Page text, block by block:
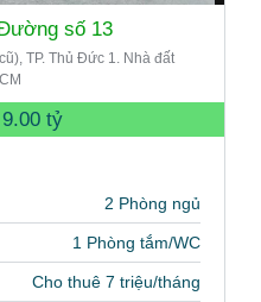
số 13
TP. Thủ Đức 1. Nhà đất
9.00 tỷ
2 Phòng ngủ
1 Phòng tắm/WC
Cho thuê 7 triệu/tháng